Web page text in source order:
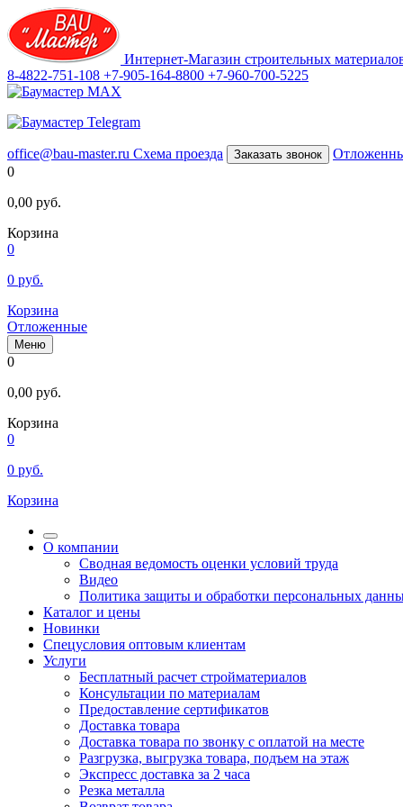
Интернет-Магазин строительных
8-4822-751-108 +7-905-164-8800 +7-960-700-5225
office@bau-master.ru Схема проезда Заказать звонок
0
0,00 руб.
Корзина
0
0 руб.
Корзина
Отложенные
Меню
0
0,00 руб.
Корзина
0
0 руб.
Корзина
О компании
Сводная ведомость оценки условий труда
Видео
Политика защиты и обработки персональных
Каталог и цены
Новинки
Спецусловия оптовым клиентам
Услуги
Бесплатный расчет стройматериалов
Консультации по материалам
Предоставление сертификатов
Доставка товара
Доставка товара по звонку с оплатой на месте
Разгрузка, выгрузка товара, подъем на этаж
Экспресс доставка за 2 часа
Резка металла